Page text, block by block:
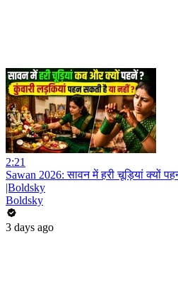
2:21
Sawan 2026: सावन में हरी चूड़ियां क्यों
|Boldsky
Boldsky
3 days ago